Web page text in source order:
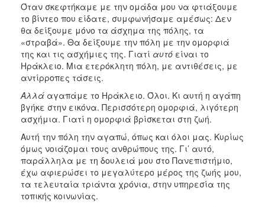
Όταν σκεφτήκαμε με την ομάδα μου να φτιάξουμε
το βίντεο που είδατε, συμφωνήσαμε αμέσως: Δεν
θα δείξουμε μόνο τα άσχημα της πόλης, τα
«στραβά». Θα δείξουμε την πόλη με την ομορφιά
της και τις ασχήμιες της. Γιατί αυτό είναι το
Ηράκλειο. Μια ετερόκλητη πόλη, με αντιθέσεις, με
αντίρροπες τάσεις.
Αλλά αγαπάμε το Ηράκλειο. Όλοι. Κι αυτή η αγάπη
βγήκε στην εικόνα. Περισσότερη ομορφιά, λιγότερη
ασχήμια. Γιατί η ομορφιά βρίσκεται στη ζωή.
Αυτή την πόλη την αγαπώ, όπως και όλοι μας. Κυρίως
όμως νοιάζομαι τους ανθρώπους της. Γι’ αυτό,
παράλληλα με τη δουλειά μου στο Πανεπιστήμιο,
έχω αφιερώσει το μεγαλύτερο μέρος της ζωής μου,
τα τελευταία τριάντα χρόνια, στην υπηρεσία της
τοπικής κοινωνίας.